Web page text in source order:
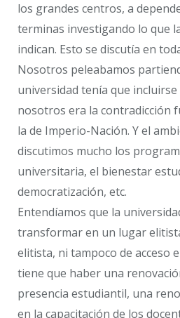
los grandes centros, a
terminas investigando lo que
indican. Esto se discutía en
Nosotros peleabamos
universidad tenía que
nosotros era la contradicción
la de Imperio-Nación. Y el
discutimos mucho los
universitaria, el bienestar
democratización, etc.
Entendíamos que la
transformar en un lugar
elitista, ni tampoco de acceso
tiene que haber una
presencia estudiantil, una
en la capacitación de los